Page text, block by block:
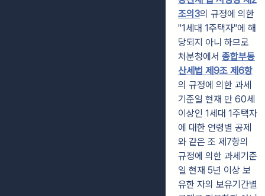
조의3의 규정에 의한
"1세대 1주택자"에 해
당되지 아니 하므로
처분청에서 종합부동
산세법 제9조 제6항
의 규정에 의한 과세
기준일 현재 만 60세
이상인 1세대 1주택자
에 대한 연령별 공제
와 같은 조 제7항의
규정에 의한 과세기준
일 현재 5년 이상 보
유한 자의 보유기간별